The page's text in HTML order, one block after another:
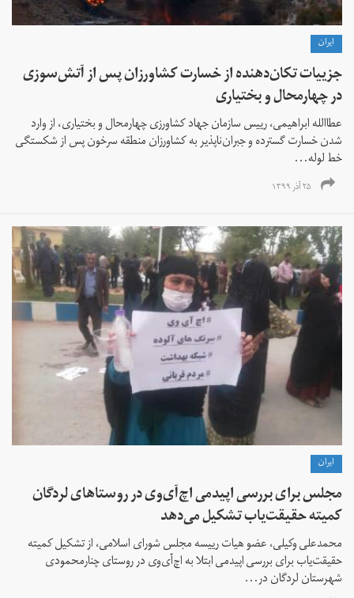
ايران
جزییات تکان‌دهنده از خسارت کشاورزان پس از آتش‌سوزی
در چهارمحال و بختیاری
عطاالله ابراهیمی، رییس سازمان جهاد کشاورزی چهارمحال و بختیاری، از وارد
شدن خسارت گسترده و جبران‌ناپذیر به کشاورزان منطقه سرخون پس از شکستگی
خط لوله...
۲۵ آذر ۱۳۹۹
ايران
مجلس برای بررسی اپیدمی اچ‌آی‌وی در روستاهای لردگان
کمیته حقیقت‌یاب تشکیل می‌دهد
محمدعلی وکیلی، عضو هیات رییسه مجلس شورای اسلامی، از تشکیل کمیته
حقیقت‌یاب برای بررسی اپیدمی ابتلا به اچ‌آی‌وی در روستای چنارمحمودی
شهرستان لردگان در...